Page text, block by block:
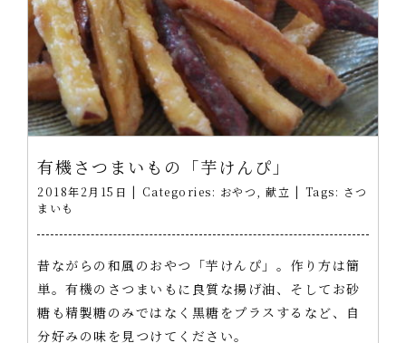
有機さつまいもの「芋けんぴ」
2018年2月15日 | Categories: おやつ 献立 | Tags: さつ
まいも
昔ながらの和風のおやつ「芋けんぴ」。作り方は簡
単。有機のさつまいもに良質な揚げ油、そしてお砂
糖も精製糖のみではなく黒糖をプラスするなど、自
分好みの味を見つけてください。